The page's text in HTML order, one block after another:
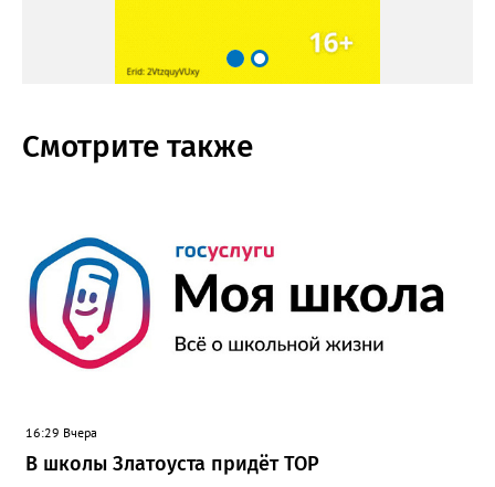
Смотрите также
16:29 Вчера
В школы Златоуста придёт ТОР